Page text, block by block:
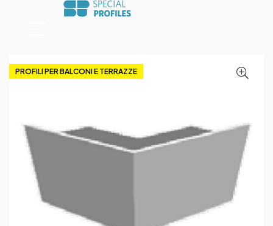
PROFILI PER BALCONI E TERRAZZE